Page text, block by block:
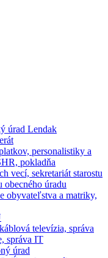
úrad Lendak
personalistiky a
pokladňa
vecí, sekretariát starostu
obecného úradu
obyvateľstva a matriky,
televízia, správa
správa IT
úrad